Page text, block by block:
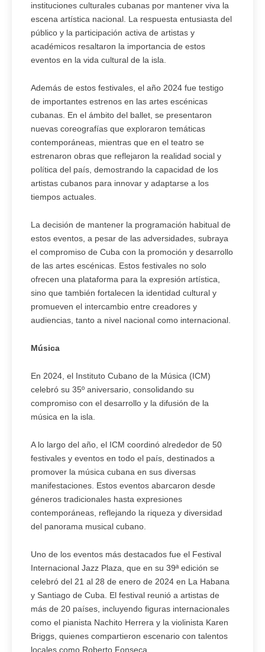
instituciones culturales cubanas por mantener viva la
escena artística nacional. La respuesta entusiasta del
público y la participación activa de artistas y
académicos resaltaron la importancia de estos
eventos en la vida cultural de la isla.
Además de estos festivales, el año 2024 fue testigo
de importantes estrenos en las artes escénicas
cubanas. En el ámbito del ballet, se presentaron
nuevas coreografías que exploraron temáticas
contemporáneas, mientras que en el teatro se
estrenaron obras que reflejaron la realidad social y
política del país, demostrando la capacidad de los
artistas cubanos para innovar y adaptarse a los
tiempos actuales.
La decisión de mantener la programación habitual de
estos eventos, a pesar de las adversidades, subraya
el compromiso de Cuba con la promoción y desarrollo
de las artes escénicas. Estos festivales no solo
ofrecen una plataforma para la expresión artística,
sino que también fortalecen la identidad cultural y
promueven el intercambio entre creadores y
audiencias, tanto a nivel nacional como internacional.
Música
En 2024, el Instituto Cubano de la Música (ICM)
celebró su 35º aniversario, consolidando su
compromiso con el desarrollo y la difusión de la
música en la isla.
A lo largo del año, el ICM coordinó alrededor de 50
festivales y eventos en todo el país, destinados a
promover la música cubana en sus diversas
manifestaciones. Estos eventos abarcaron desde
géneros tradicionales hasta expresiones
contemporáneas, reflejando la riqueza y diversidad
del panorama musical cubano.
Uno de los eventos más destacados fue el Festival
Internacional Jazz Plaza, que en su 39ª edición se
celebró del 21 al 28 de enero de 2024 en La Habana
y Santiago de Cuba. El festival reunió a artistas de
más de 20 países, incluyendo figuras internacionales
como el pianista Nachito Herrera y la violinista Karen
Briggs, quienes compartieron escenario con talentos
locales como Roberto Fonseca.